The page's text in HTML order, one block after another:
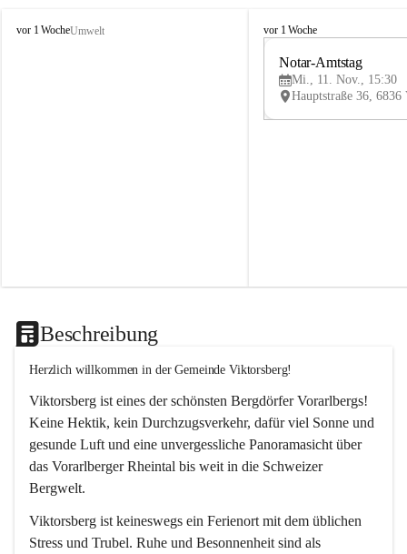
V
vor 1 WocheUmwelt
V
vor 1 Woche
Notar-Amtstag
Mi., 11. Nov., 15:30
Beschreibung
Herzlich willkommen in der Gemeinde Viktorsberg!
Viktorsberg ist eines der schönsten Bergdörfer Vorarlbergs!
Keine Hektik, kein Durchzugsverkehr, dafür viel Sonne und
gesunde Luft und eine unvergessliche Panoramasicht über
das Vorarlberger Rheintal bis weit in die Schweizer
Bergwelt.
Viktorsberg ist keineswegs ein Ferienort mit dem üblichen
Stress und Trubel. Ruhe und Besonnenheit sind als